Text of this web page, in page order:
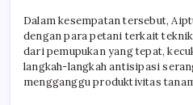
Dalam kesempatan tersebut,
dengan para petani terkait
dari pemupukan yang tepat,
langkah-langkah antisipasi
mengganggu produktivitas